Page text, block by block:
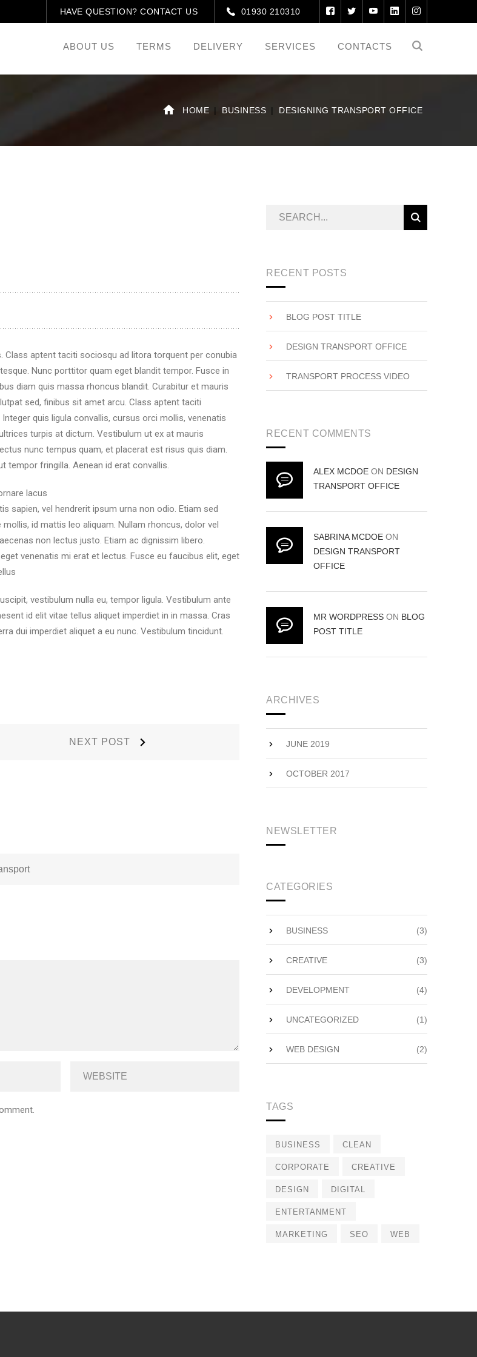
HAVE QUESTION? CONTACT US 01930 210310
ABOUT US TERMS DELIVERY SERVICES CONTACTS
HOME BUSINESS DESIGNING TRANSPORT OFFICE
Class aptent taciti sociosqu ad litora torquent per conubia
Nunc porttitor quam eget blandit tempor. Fusce in
diam quis massa rhoncus blandit. Curabitur et mauris
sed, finibus sit amet arcu. Class aptent taciti
quis ligula convallis, cursus orci mollis, venenatis
turpis at dictum. Vestibulum ut ex at mauris
nunc tempus quam, et placerat est risus quis diam.
tempor fringilla. Aenean id erat convallis.
lacus
sapien, vel hendrerit ipsum urna non odio. Etiam sed
id mattis leo aliquam. Nullam rhoncus, dolor vel
non lectus justo. Etiam ac dignissim libero.
venenatis mi erat et lectus. Fusce eu faucibus elit, eget
vestibulum nulla eu, tempor ligula. Vestibulum ante
id elit vitae tellus aliquet imperdiet in in massa. Cras
dui imperdiet aliquet a eu nunc. Vestibulum tincidunt.
NEXT POST
Post:
RECENT POSTS
BLOG POST TITLE
DESIGN TRANSPORT OFFICE
TRANSPORT PROCESS VIDEO
RECENT COMMENTS
ALEX MCDOE ON DESIGN
TRANSPORT OFFICE
SABRINA MCDOE ON
DESIGN TRANSPORT
OFFICE
MR WORDPRESS ON BLOG
POST TITLE
ARCHIVES
JUNE 2019
OCTOBER 2017
NEWSLETTER
CATEGORIES
BUSINESS (3)
CREATIVE (3)
DEVELOPMENT (4)
UNCATEGORIZED (1)
WEB DESIGN (2)
TAGS
BUSINESS CLEAN
CORPORATE CREATIVE
DESIGN DIGITAL
ENTERTANMENT
MARKETING SEO WEB